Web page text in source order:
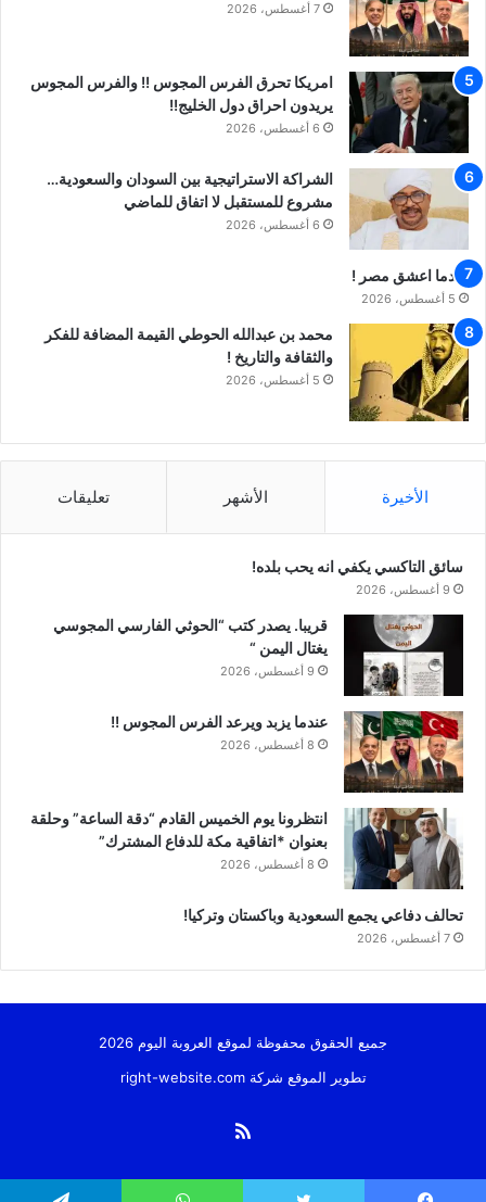
7 أغسطس، 2026
امريكا تحرق الفرس المجوس !! والفرس المجوس
يريدون احراق دول الخليج!!
6 أغسطس، 2026
الشراكة الاستراتيجية بين السودان والسعودية…
مشروع للمستقبل لا اتفاق للماضي
6 أغسطس، 2026
عندما اعشق مصر !
5 أغسطس، 2026
محمد بن عبدالله الحوطي القيمة المضافة للفكر
والثقافة والتاريخ !
5 أغسطس، 2026
الأخيرة الأشهر تعليقات
سائق التاكسي يكفي انه يحب بلده!
9 أغسطس، 2026
قريبا. يصدر كتب “الحوثي الفارسي المجوسي
يغتال اليمن “
9 أغسطس، 2026
عندما يزبد ويرعد الفرس المجوس !!
8 أغسطس، 2026
انتظرونا يوم الخميس القادم “دقة الساعة” وحلقة
بعنوان *اتفاقية مكة للدفاع المشترك”
8 أغسطس، 2026
تحالف دفاعي يجمع السعودية وباكستان وتركيا!
7 أغسطس، 2026
جميع الحقوق محفوظة لموقع العروبة اليوم 2026
تطوير الموقع شركةright-website.com
ملخص
الموقع